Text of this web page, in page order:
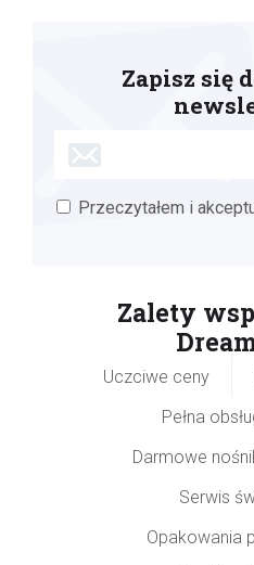
Zapisz się
Przeczytałem i
Zalety
Uczciwe ceny
Pełna
Darmowe
Serwis
Opakowania